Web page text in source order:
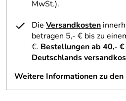
Glycol, Tocopheryl Acetate,
Sulfate, Stearic Acid, Palmitic
Tocopherol, Parfum,
Benzyl Alcohol*, Benzyl
Citronellol*, Coumarin*,
Isomethyl-Ionone*, Cinnamyl
Parfümöles
MwSt.).
Die Versandkosten
betragen 5,- € bis zu
€. Bestellungen ab 40,-
Deutschlands
Weitere Informationen zu